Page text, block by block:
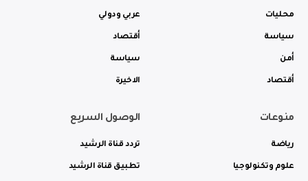
محليات
سياسة
أمن
أقتصاد
عربي ودولي
أقتصاد
سياسة
الاخيرة
منوعات
رياضة
علوم وتكنولوجيا
الوصول السريع
تردد قناة الرشيد
تطبيق قناة الرشيد